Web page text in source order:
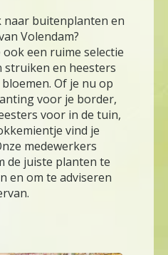
naar buitenplanten en
Volendam?
een ruime selectie
struiken en heesters
Of je nu op
voor je border,
voor in de tuin,
vind je
medewerkers
de juiste planten te
en om te adviseren